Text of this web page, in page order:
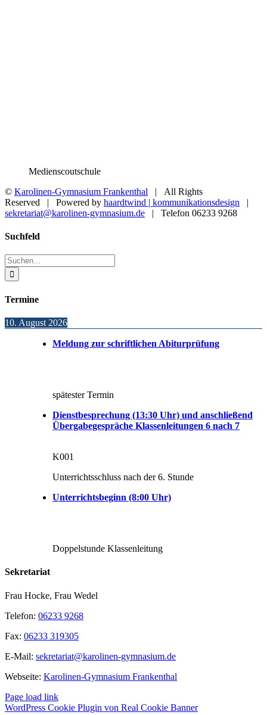
Medienscoutschule
© Karolinen-Gymnasium Frankenthal | All Rights
Reserved | Powered by haardtwind | kommunikationsdesign |
sekretariat@karolinen-gymnasium.de | Telefon 06233 9268
Toggle
Bar
Area
Suchfeld
Suche
nach:
Termine
10. August 2026
Meldung zur schriftlichen Abiturprüfung
spätester Termin
Dienstbesprechung (13:30 Uhr) und anschließend
Übergabegespräche Klassenleitungen 6 nach 7
K001
Unterrichtsschluss nach der 6. Stunde
Unterrichtsbeginn (8:00 Uhr)
Doppelstunde Klassenleitung
Sekretariat
Frau Hocke, Frau Wedel
Telefon: 06233 9268
Fax: 06233 319305
E-Mail: sekretariat@karolinen-gymnasium.de
Webseite: Karolinen-Gymnasium Frankenthal
Page load link
WordPress Cookie Plugin von Real Cookie Banner